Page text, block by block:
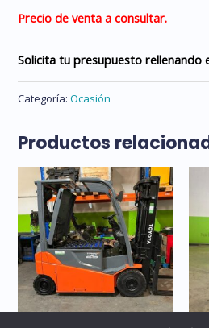
Precio de venta a consultar.
Solicita tu presupuesto rellenando
Categoría:Ocasión
Productos